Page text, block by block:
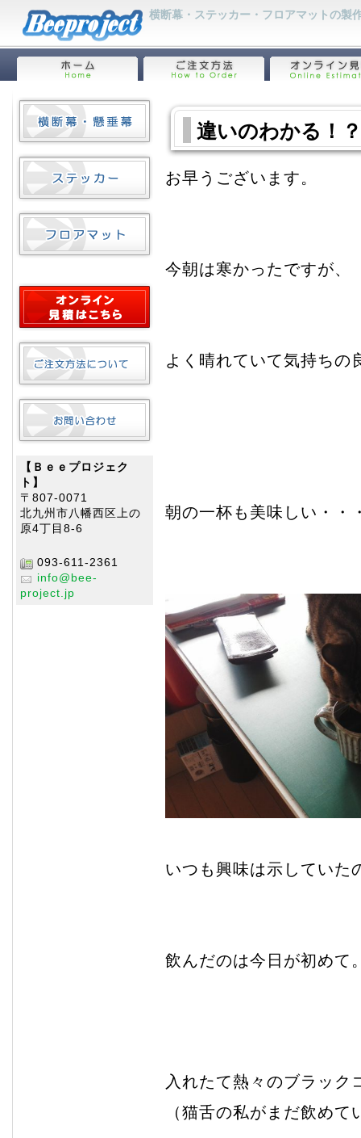
横断幕・ステッカー・フロアマットの
違いのわかる！
お早うございます。
今朝は寒かったですが、
よく晴れていて気持ちの
朝の一杯も美味しい・・
いつも興味は示していた
飲んだのは今日が初めて
入れたて熱々のブラック
（猫舌の私がまだ飲めて
【Ｂｅｅプロジェク
ト】
〒807-0071
北九州市八幡西区上の
原4丁目8-6
093-611-2361
info@bee-
project.jp